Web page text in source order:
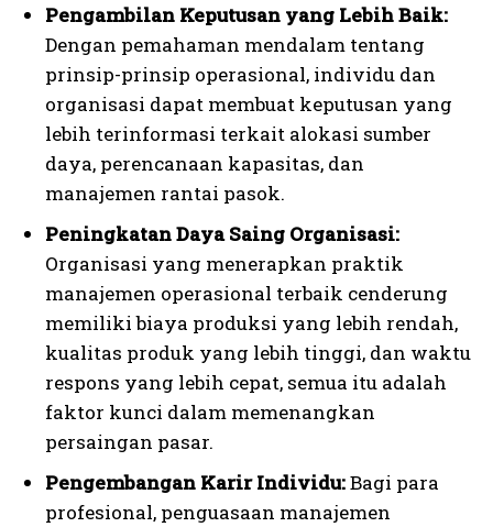
Pengambilan Keputusan yang Lebih Baik:
Dengan pemahaman mendalam tentang
prinsip-prinsip operasional, individu dan
organisasi dapat membuat keputusan yang
lebih terinformasi terkait alokasi sumber
daya, perencanaan kapasitas, dan
manajemen rantai pasok.
Peningkatan Daya Saing Organisasi:
Organisasi yang menerapkan praktik
manajemen operasional terbaik cenderung
memiliki biaya produksi yang lebih rendah,
kualitas produk yang lebih tinggi, dan waktu
respons yang lebih cepat, semua itu adalah
faktor kunci dalam memenangkan
persaingan pasar.
Pengembangan Karir Individu:Bagi para
profesional, penguasaan manajemen